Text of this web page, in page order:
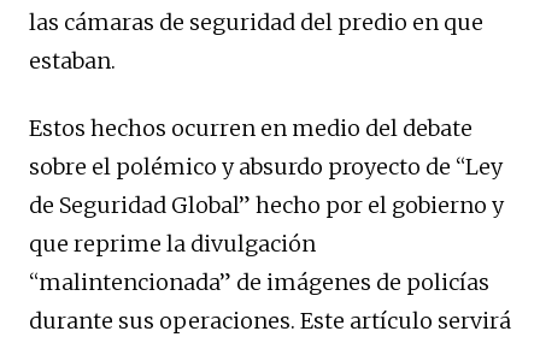
las cámaras de seguridad del predio en que
estaban.
Estos hechos ocurren en medio del debate
sobre el polémico y absurdo proyecto de “Ley
de Seguridad Global” hecho por el gobierno y
que reprime la divulgación
“malintencionada” de imágenes de policías
durante sus operaciones. Este artículo servirá